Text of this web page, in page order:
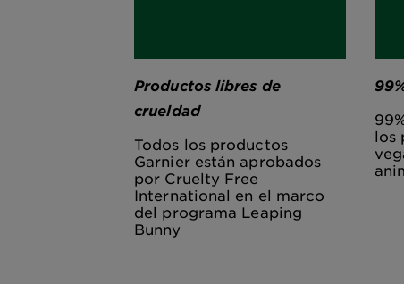
Productos libres de
crueldad
Todos los productos
Garnier están aprobados
por Cruelty Free
International en el marco
del programa Leaping
Bunny
los